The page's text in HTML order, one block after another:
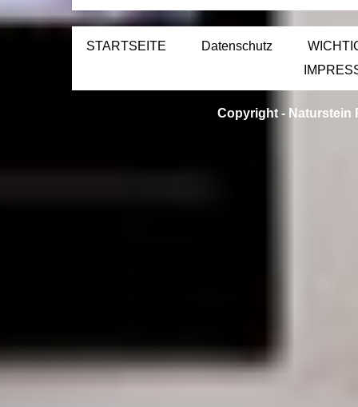
STARTSEITE Datenschutz
Copyright - Naturstein